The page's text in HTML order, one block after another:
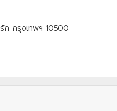
ก กรุงเทพฯ 10500